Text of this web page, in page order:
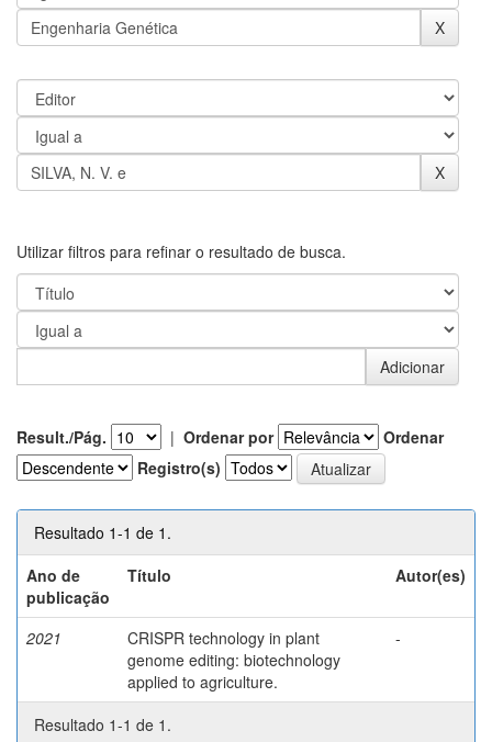
Utilizar filtros para refinar o resultado de busca.
Result./Pág. | Ordenar por
Ordenar
Registro(s)
Resultado 1-1 de 1.
Ano de
publicação
Título Autor(es)
2021
CRISPR technology in plant
genome editing: biotechnology
applied to agriculture.
-
Resultado 1-1 de 1.